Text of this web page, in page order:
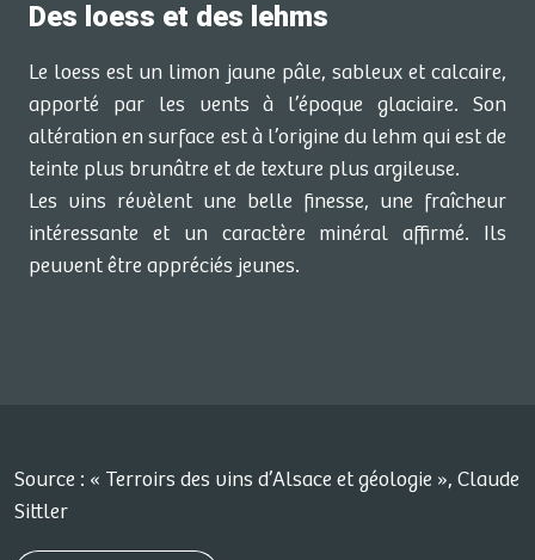
Des loess et des lehms
Le loess est un limon jaune pâle, sableux et calcaire,
apporté par les vents à l’époque glaciaire. Son
altération en surface est à l’origine du lehm qui est de
teinte plus brunâtre et de texture plus argileuse.
Les vins révèlent une belle finesse, une fraîcheur
intéressante et un caractère minéral affirmé. Ils
peuvent être appréciés jeunes.
Source : « Terroirs des vins d’Alsace et géologie », Claude
Sittler